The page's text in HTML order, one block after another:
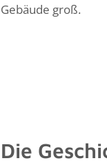
Gebäude groß.
Die